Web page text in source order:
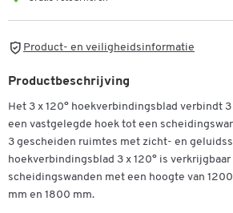
Product- en veiligheidsinformatie
Productbeschrijving
Het 3 x 120° hoekverbindingsblad verbindt
een vastgelegde hoek tot een
3 gescheiden ruimtes met zicht- en
hoekverbindingsblad 3 x 120° is verkrijgbaar
scheidingswanden met een hoogte van
mm en 1800 mm.